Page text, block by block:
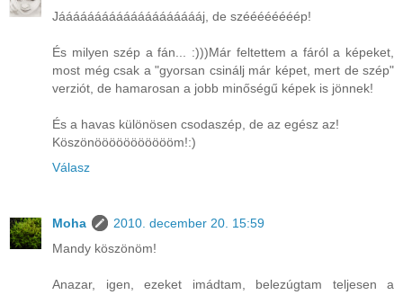
Jááááááááááááááááááááj, de széééééééép!
És milyen szép a fán... :)))Már feltettem a fáról a képeket,
most még csak a "gyorsan csinálj már képet, mert de szép"
verziót, de hamarosan a jobb minőségű képek is jönnek!
És a havas különösen csodaszép, de az egész az!
Köszönöööööööööööm!:)
Válasz
Moha
2010. december 20. 15:59
Mandy köszönöm!
Anazar, igen, ezeket imádtam, belezúgtam teljesen a